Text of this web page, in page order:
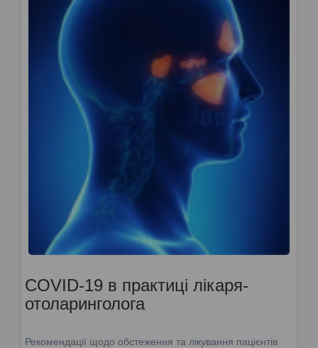
СOVID-19 в практиці лікаря-
отоларинголога
Рекомендації щодо обстеження та лікування пацієнтів